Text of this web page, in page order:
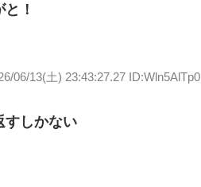
！
06/13(土) 23:43:27.27 ID:Wln5AlTp0
すしかない